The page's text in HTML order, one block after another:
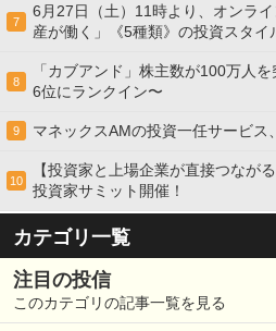
7
6月27日（土）11時より、オンラ
産が働く」《5種類》の投資スタイ
8
「カブアンド」株主数が100万人
6位にランクイン〜
9 マネックスAMの投資一任サービス
10
【投資家と上場企業が直接つなが
投資家サミット開催！
カテゴリ一覧
注目の投信
このカテゴリの記事一覧を見る